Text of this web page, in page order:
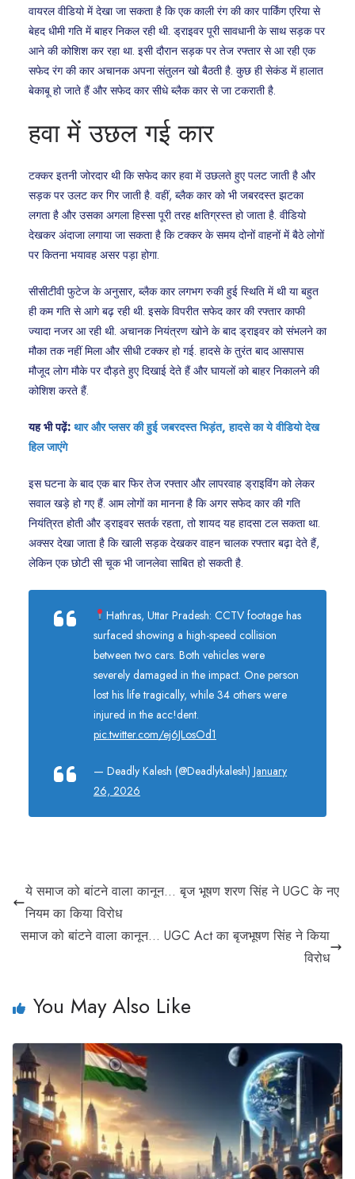
वायरल वीडियो में देखा जा सकता है कि एक काली रंग की कार पार्किंग एरिया से
बेहद धीमी गति में बाहर निकल रही थी. ड्राइवर पूरी सावधानी के साथ सड़क पर
आने की कोशिश कर रहा था. इसी दौरान सड़क पर तेज रफ्तार से आ रही एक
सफेद रंग की कार अचानक अपना संतुलन खो बैठती है. कुछ ही सेकंड में हालात
बेकाबू हो जाते हैं और सफेद कार सीधे ब्लैक कार से जा टकराती है.
हवा में उछल गई कार
टक्कर इतनी जोरदार थी कि सफेद कार हवा में उछलते हुए पलट जाती है और
सड़क पर उलट कर गिर जाती है. वहीं, ब्लैक कार को भी जबरदस्त झटका
लगता है और उसका अगला हिस्सा पूरी तरह क्षतिग्रस्त हो जाता है. वीडियो
देखकर अंदाजा लगाया जा सकता है कि टक्कर के समय दोनों वाहनों में बैठे लोगों
पर कितना भयावह असर पड़ा होगा.
सीसीटीवी फुटेज के अनुसार, ब्लैक कार लगभग रुकी हुई स्थिति में थी या बहुत
ही कम गति से आगे बढ़ रही थी. इसके विपरीत सफेद कार की रफ्तार काफी
ज्यादा नजर आ रही थी. अचानक नियंत्रण खोने के बाद ड्राइवर को संभलने का
मौका तक नहीं मिला और सीधी टक्कर हो गई. हादसे के तुरंत बाद आसपास
मौजूद लोग मौके पर दौड़ते हुए दिखाई देते हैं और घायलों को बाहर निकालने की
कोशिश करते हैं.
यह भी पढ़ें: थार और प्लसर की हुई जबरदस्त भिड़ंत, हादसे का ये वीडियो देख
हिल जाएंगे
इस घटना के बाद एक बार फिर तेज रफ्तार और लापरवाह ड्राइविंग को लेकर
सवाल खड़े हो गए हैं. आम लोगों का मानना है कि अगर सफेद कार की गति
नियंत्रित होती और ड्राइवर सतर्क रहता, तो शायद यह हादसा टल सकता था.
अक्सर देखा जाता है कि खाली सड़क देखकर वाहन चालक रफ्तार बढ़ा देते हैं,
लेकिन एक छोटी सी चूक भी जानलेवा साबित हो सकती है.
Hathras, Uttar Pradesh: CCTV footage has
surfaced showing a high-speed collision
between two cars. Both vehicles were
severely damaged in the impact. One person
lost his life tragically, while 34 others were
injured in the acc!dent.
pic.twitter.com/ej6JLosOd1
— Deadly Kalesh (@Deadlykalesh) January
26, 2026
ये समाज को बांटने वाला कानून… बृज भूषण शरण सिंह ने UGC के नए
नियम का किया विरोध
समाज को बांटने वाला कानून… UGC Act का बृजभूषण सिंह ने किया
विरोध
You May Also Like